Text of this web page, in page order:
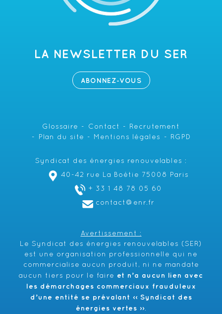
LA NEWSLETTER DU SER
ABONNEZ-VOUS
Glossaire Contact
Recrutement
Plan du site
Mentions légales RGPD
Syndicat des énergies renouvelables :
40-42 rue La Boétie 75008 Paris
+ 33 1 48 78 05 60
contact@enr.fr
Avertissement :
Le Syndicat des énergies renouvelables (SER)
est une organisation professionnelle qui ne
commercialise aucun produit, ni ne mandate
aucun tiers pour le faire et n’a aucun lien avec
les démarchages commerciaux frauduleux
d’une entité se prévalant ‹‹ Syndicat des
énergies vertes ››